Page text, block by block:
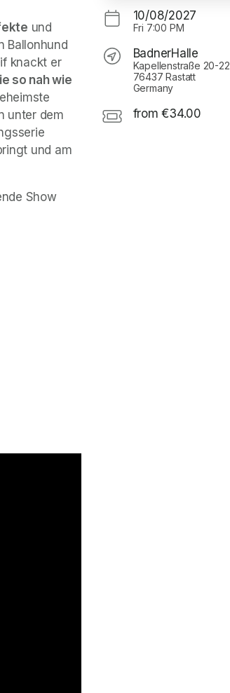
Ballonhund
knackt er
so nah wie
unter dem
und am
Show
10/08/2027
Fri 7:00 PM
BadnerHalle
Kapellenstraße 20-22
76437 Rastatt
Germany
from €34.00